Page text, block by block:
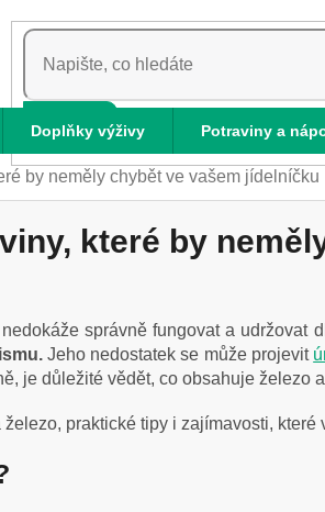
HLEDAT
Doplňky výživy Potraviny a
by neměly chybět ve vašem jídelníčku
které by
správně fungovat a udržovat
Jeho nedostatek se může projevit
je důležité vědět, co obsahuje železo
praktické tipy i zajímavosti,